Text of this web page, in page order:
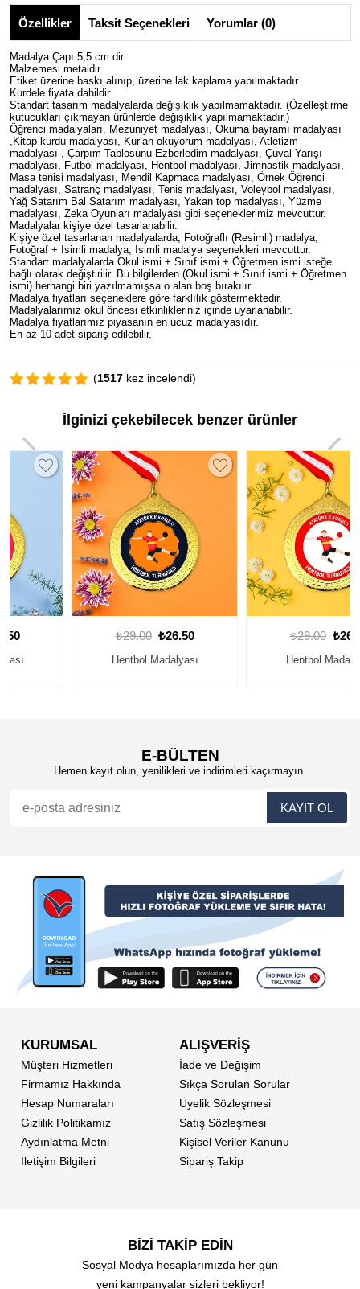
Özellikler Taksit Seçenekleri Yorumlar (0)
Madalya Çapı 5,5 cm dir.
Malzemesi metaldir.
Etiket üzerine baskı alınıp, üzerine lak kaplama yapılmaktadır.
Kurdele fiyata dahildir.
Standart tasarım madalyalarda değişiklik yapılmamaktadır. (Özelleştirme
kutucukları çıkmayan ürünlerde değişiklik yapılmamaktadır.)
Öğrenci madalyaları, Mezuniyet madalyası, Okuma bayramı madalyası
,Kitap kurdu madalyası, Kur’an okuyorum madalyası, Atletizm
madalyası , Çarpım Tablosunu Ezberledim madalyası, Çuval Yarışı
madalyası, Futbol madalyası, Hentbol madalyası, Jimnastik madalyası,
Masa tenisi madalyası, Mendil Kapmaca madalyası, Örnek Öğrenci
madalyası, Satranç madalyası, Tenis madalyası, Voleybol madalyası,
Yağ Satarım Bal Satarım madalyası, Yakan top madalyası, Yüzme
madalyası, Zeka Oyunları madalyası gibi seçeneklerimiz mevcuttur.
Madalyalar kişiye özel tasarlanabilir.
Kişiye özel tasarlanan madalyalarda, Fotoğraflı (Resimli) madalya,
Fotoğraf + İsimli madalya, İsimli madalya seçenekleri mevcuttur.
Standart madalyalarda Okul ismi + Sınıf ismi + Öğretmen ismi isteğe
bağlı olarak değiştirilir. Bu bilgilerden (Okul ismi + Sınıf ismi + Öğretmen
ismi) herhangi biri yazılmamışsa o alan boş bırakılır.
Madalya fiyatları seçeneklere göre farklılık göstermektedir.
Madalyalarımız okul öncesi etkinlikleriniz içinde uyarlanabilir.
Madalya fiyatlarımız piyasanın en ucuz madalyasıdır.
En az 10 adet sipariş edilebilir.
(1517 kez incelendi)
İlginizi çekebilecek benzer ürünler
₺26.50
Hentbol Madalyası
₺26.50
Hentbol Madalyası
E-BÜLTEN
Hemen kayıt olun, yenilikleri ve indirimleri kaçırmayın.
KURUMSAL
Müşteri Hizmetleri
Firmamız Hakkında
Hesap Numaraları
Gizlilik Politikamız
Aydınlatma Metni
İletişim Bilgileri
ALIŞVERİŞ
İade ve Değişim
Sıkça Sorulan Sorular
Üyelik Sözleşmesi
Satış Sözleşmesi
Kişisel Veriler Kanunu
Sipariş Takip
BİZİ TAKİP EDİN
Sosyal Medya hesaplarımızda her gün
yeni kampanyalar sizleri bekliyor!